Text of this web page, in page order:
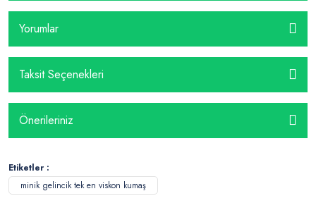
Yorumlar
Taksit Seçenekleri
Önerileriniz
Etiketler :
minik gelincik tek en viskon kumaş